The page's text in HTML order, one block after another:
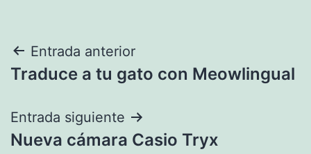
Navegación
de
entradas
Entrada anterior
Traduce a tu gato con Meowlingual
Entrada siguiente
Nueva cámara Casio Tryx